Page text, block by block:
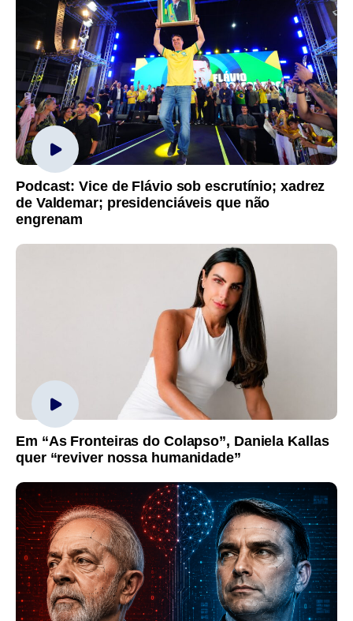
Podcast: Vice de Flávio sob escrutínio; xadrez
de Valdemar; presidenciáveis que não
engrenam
Em “As Fronteiras do Colapso”, Daniela Kallas
quer “reviver nossa humanidade”